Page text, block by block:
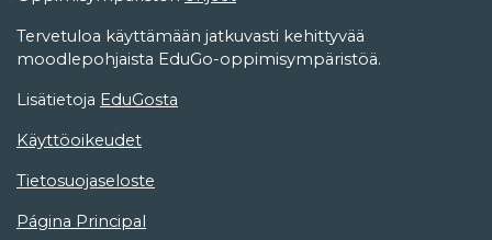
Tervetuloa käyttämään jatkuvasti kehittyvää
moodlepohjaista EduGo-oppimisympäristöä.
Lisätietoja EduGosta
Käyttöoikeudet
Tietosuojaseloste
Página Principal